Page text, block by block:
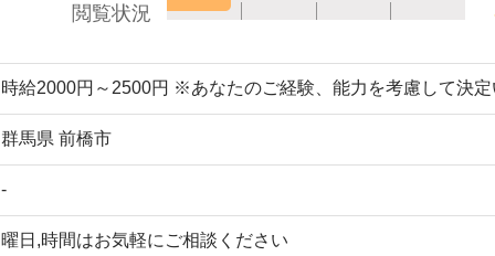
閲覧状況
時給2000円～2500円 ※あなたのご経験、能力を考慮して決定
群馬県 前橋市
-
曜日,時間はお気軽にご相談ください